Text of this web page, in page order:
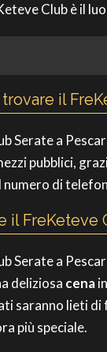
Club è il
il
Serate a
pubblici,
numero di
il FreKeteve
Serate a
deliziosa cena
saranno lieti
più speciale.